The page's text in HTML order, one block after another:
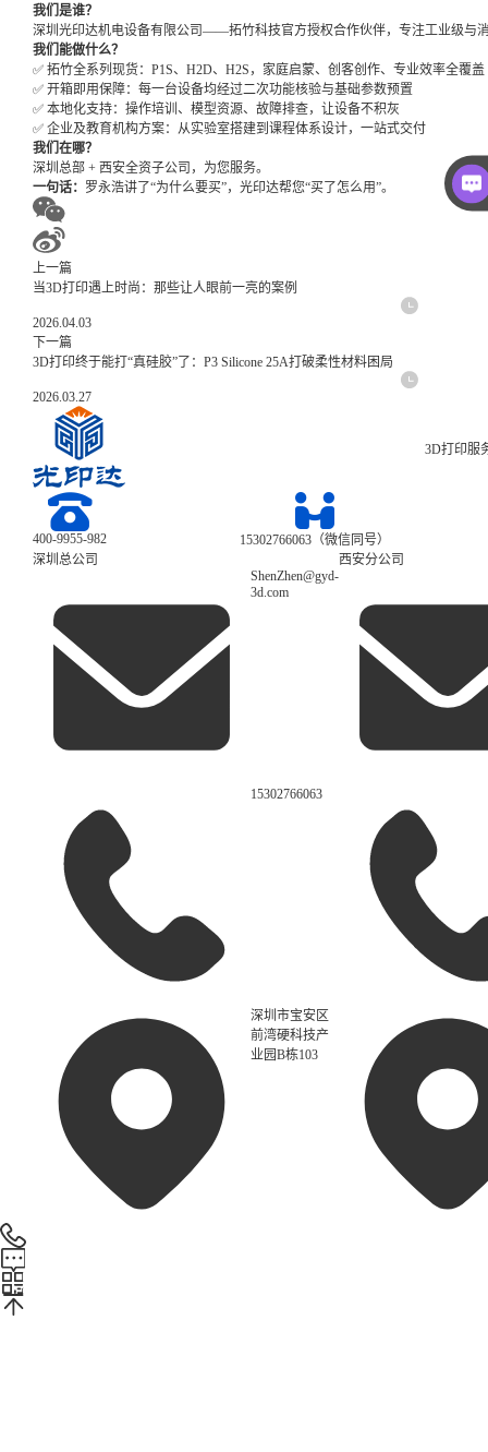
我们是谁？
深圳光印达机电设备有限公司——拓竹科技官方授权合作伙伴，专注工业级与
我们能做什么？
✅ 拓竹全系列现货：P1S、H2D、H2S，家庭启蒙、创客创作、专业效率全覆盖
✅ 开箱即用保障：每一台设备均经过二次功能核验与基础参数预置
✅ 本地化支持：操作培训、模型资源、故障排查，让设备不积灰
✅ 企业及教育机构方案：从实验室搭建到课程体系设计，一站式交付
我们在哪？
深圳总部 + 西安全资子公司，为您服务。
一句话： 罗永浩讲了“为什么要买”，光印达帮您“买了怎么用”。
上一篇
当3D打印遇上时尚：那些让人眼前一亮的案例
2026.04.03
下一篇
3D打印终于能打“真硅胶”了：P3 Silicone 25A打破柔性材料困局
2026.03.27
3D打印服
400-9955-982
15302766063（微信同号）
深圳总公司
ShenZhen@gyd-
3d.com
15302766063
深圳市宝安区
前湾硬科技产
业园B栋103
西安分公司